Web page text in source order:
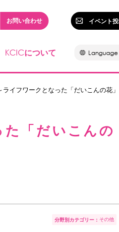
お問い合わせ イベント
KCICについて Language
イフワークとなった「だいこんの花」
「だいこんの
分野別カテゴリー： その他